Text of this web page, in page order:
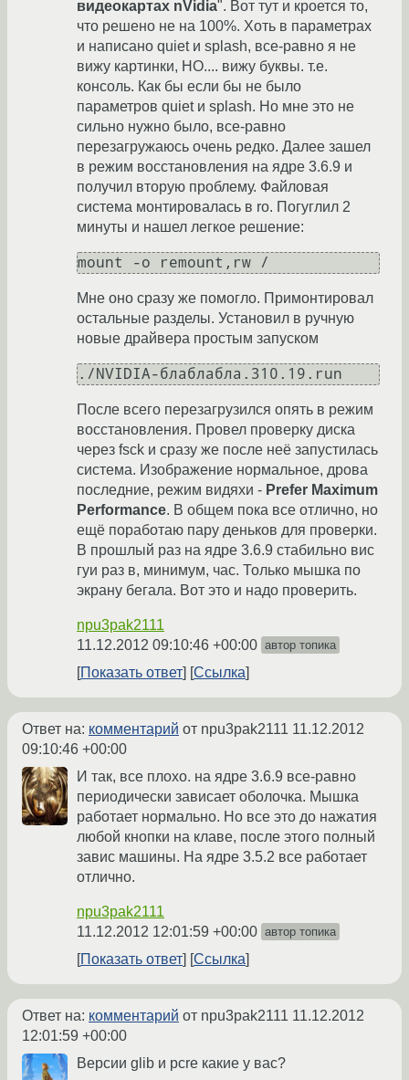
видеокартах nVidia". Вот тут и кроется то,
что решено не на 100%. Хоть в параметрах
и написано quiet и splash, все-равно я не
вижу картинки, НО.... вижу буквы. т.е.
консоль. Как бы если бы не было
параметров quiet и splash. Но мне это не
сильно нужно было, все-равно
перезагружаюсь очень редко. Далее зашел
в режим восстановления на ядре 3.6.9 и
получил вторую проблему. Файловая
система монтировалась в ro. Погуглил 2
минуты и нашел легкое решение:
mount -o remount,rw /
Мне оно сразу же помогло. Примонтировал
остальные разделы. Установил в ручную
новые драйвера простым запуском
./NVIDIA-блаблабла.310.19.run
После всего перезагрузился опять в режим
восстановления. Провел проверку диска
через fsck и сразу же после неё запустилась
система. Изображение нормальное, дрова
последние, режим видяхи - Prefer Maximum
Performance. В общем пока все отлично, но
ещё поработаю пару деньков для проверки.
В прошлый раз на ядре 3.6.9 стабильно вис
гуи раз в, минимум, час. Только мышка по
экрану бегала. Вот это и надо проверить.
npu3pak2111
11.12.2012 09:10:46 +00:00 автор топика
Показать ответ Ссылка
Ответ на: комментарий от npu3pak2111 11.12.2012
09:10:46 +00:00
И так, все плохо. на ядре 3.6.9 все-равно
периодически зависает оболочка. Мышка
работает нормально. Но все это до нажатия
любой кнопки на клаве, после этого полный
завис машины. На ядре 3.5.2 все работает
отлично.
npu3pak2111
11.12.2012 12:01:59 +00:00 автор топика
Показать ответ Ссылка
Ответ на: комментарий от npu3pak2111 11.12.2012
12:01:59 +00:00
Версии glib и pcre какие у вас?